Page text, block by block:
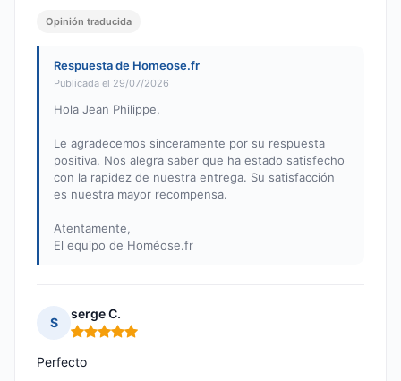
Opinión traducida
Respuesta de Homeose.fr
Publicada el 29/07/2026
Hola Jean Philippe,
Le agradecemos sinceramente por su respuesta
positiva. Nos alegra saber que ha estado satisfecho
con la rapidez de nuestra entrega. Su satisfacción
es nuestra mayor recompensa.
Atentamente,
El equipo de Homéose.fr
S
serge C.
Nota: 5 de 5
Perfecto